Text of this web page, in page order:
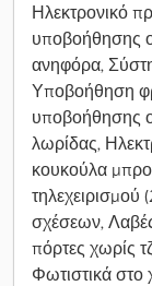
Ηλεκτρονικό
υποβοήθησης
ανηφόρα,
Υποβοήθηση
υποβοήθησης
λωρίδας,
κουκούλα
τηλεχειρισμού
σχέσεων,
πόρτες χωρίς
Φωτιστικά